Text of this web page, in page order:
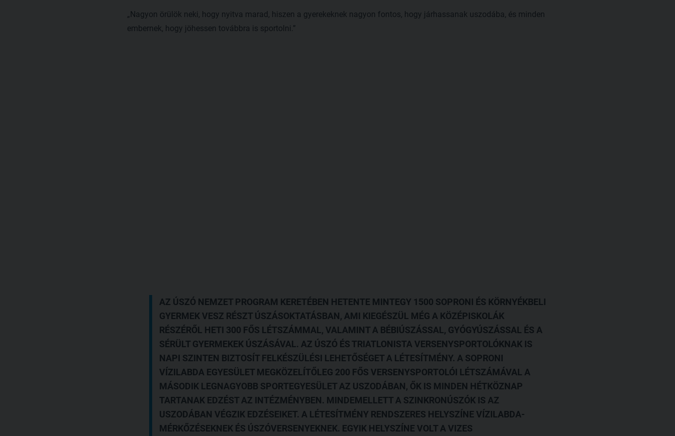
„Nagyon örülök neki, hogy nyitva marad, hiszen a gyerekeknek nagyon fontos, hogy járhassanak uszodába, és minden
embernek, hogy jöhessen továbbra is sportolni.”
AZ ÚSZÓ NEMZET PROGRAM KERETÉBEN HETENTE MINTEGY 1500 SOPRONI ÉS KÖRNYÉKBELI
GYERMEK VESZ RÉSZT ÚSZÁSOKTATÁSBAN, AMI KIEGÉSZÜL MÉG A KÖZÉPISKOLÁK
RÉSZÉRŐL HETI 300 FŐS LÉTSZÁMMAL, VALAMINT A BÉBIÚSZÁSSAL, GYÓGYÚSZÁSSAL ÉS A
SÉRÜLT GYERMEKEK ÚSZÁSÁVAL. AZ ÚSZÓ ÉS TRIATLONISTA VERSENYSPORTOLÓKNAK IS
NAPI SZINTEN BIZTOSÍT FELKÉSZÜLÉSI LEHETŐSÉGET A LÉTESÍTMÉNY. A SOPRONI
VÍZILABDA EGYESÜLET MEGKÖZELÍTŐLEG 200 FŐS VERSENYSPORTOLÓI LÉTSZÁMÁVAL A
MÁSODIK LEGNAGYOBB SPORTEGYESÜLET AZ USZODÁBAN, ŐK IS MINDEN HÉTKÖZNAP
TARTANAK EDZÉST AZ INTÉZMÉNYBEN. MINDEMELLETT A SZINKRONÚSZÓK IS AZ
USZODÁBAN VÉGZIK EDZÉSEIKET. A LÉTESÍTMÉNY RENDSZERES HELYSZÍNE VÍZILABDA-
MÉRKŐZÉSEKNEK ÉS ÚSZÓVERSENYEKNEK. EGYIK HELYSZÍNE VOLT A VIZES